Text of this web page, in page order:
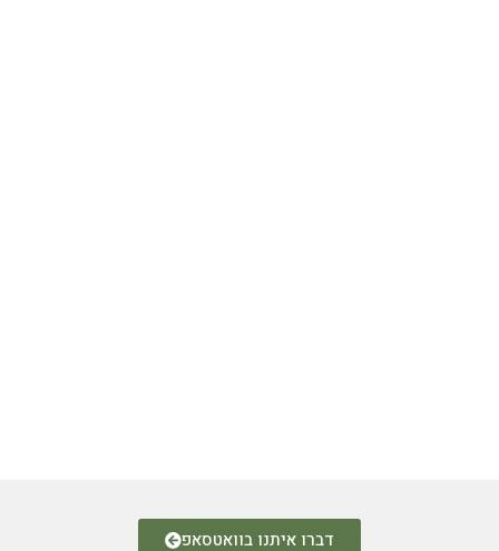
דברו איתנו בוואטסאפ